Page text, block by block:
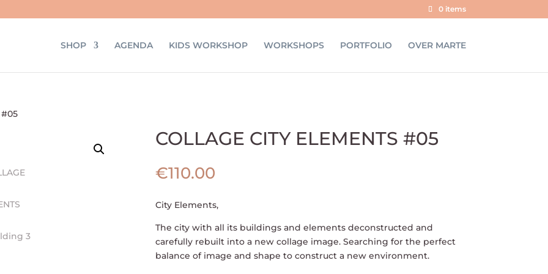
0 items
SHOP AGENDA KIDS WORKSHOP WORKSHOPS PORTFOLIO OVER MARTE
#05
COLLAGE CITY ELEMENTS #05
€110.00
City Elements,
The city with all its buildings and elements deconstructed and
carefully rebuilt into a new collage image. Searching for the perfect
balance of image and shape to construct a new environment.